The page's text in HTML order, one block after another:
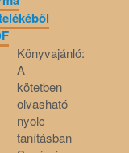
Könyvajánló:
A
kötetben
olvasható
nyolc
tanításban